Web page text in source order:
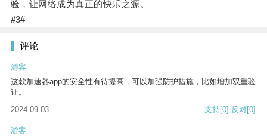
验，让网络成为真正的快乐之源。
#3#
评论
游客
这款加速器app的安全性有待提高，可以加强防护措施，比如增加双重验
证。
2024-09-03
支持[0] 反对[0]
游客